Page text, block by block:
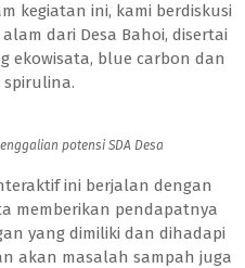
kegiatan ini, kami berdiskusi
dari Desa Bahoi, disertai
ekowisata, blue carbon dan
spirulina.
potensi SDA Desa
ini berjalan dengan
memberikan pendapatnya
yang dimiliki dan dihadapi
akan masalah sampah juga